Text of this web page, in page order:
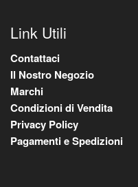
Link Utili
Contattaci
Il Nostro Negozio
Marchi
Condizioni di Vendita
Privacy Policy
Pagamenti e Spedizioni